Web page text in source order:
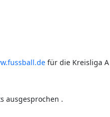
für die Kreisliga A
ausgesprochen .